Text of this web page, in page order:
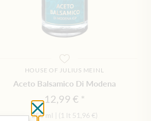
HOUSE OF JULIUS MEINL
Aceto Balsamico Di Modena
12,99 €
250 ml (1 lt 51,96 €)
Schließen ohne zu